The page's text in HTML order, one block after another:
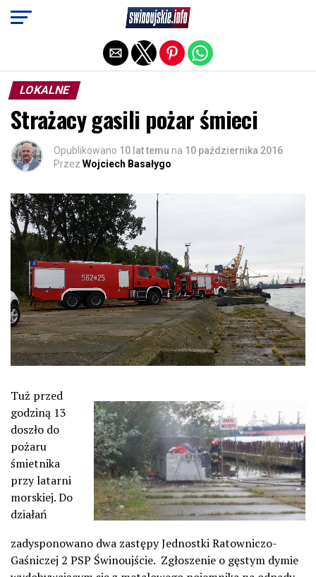
LOKALNE
Strażacy gasili pożar śmieci
Opublikowano 10 lat temu na 10 października 2016
Przez Wojciech Basałygo
Tuż przed
godziną 13
doszło do
pożaru
śmietnika
przy latarni
morskiej. Do
działań
zadysponowano dwa zastępy Jednostki Ratowniczo-
Gaśniczej 2 PSP Świnoujście. Zgłoszenie o gęstym dymie
Exit mobile version